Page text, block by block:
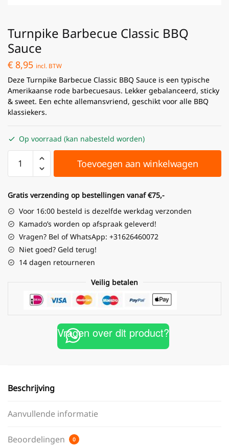
Turnpike Barbecue Classic BBQ
Sauce
€ 8,95 incl. BTW
Deze Turnpike Barbecue Classic BBQ Sauce is een typische
Amerikaanse rode barbecuesaus. Lekker gebalanceerd, sticky
& sweet. Een echte allemansvriend, geschikt voor alle BBQ
klassiekers.
Op voorraad (kan nabesteld worden)
Toevoegen aan winkelwagen
Gratis verzending op bestellingen vanaf €75,-
Voor 16:00 besteld is dezelfde werkdag verzonden
Kamado’s worden op afspraak geleverd!
Vragen? Bel of WhatsApp: +31626460072
Niet goed? Geld terug!
14 dagen retourneren
Veilig betalen
Vragen over dit product?
Beschrijving
Aanvullende informatie
Beoordelingen 0